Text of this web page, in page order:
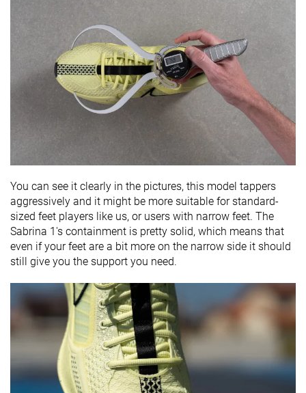
You can see it clearly in the pictures, this model tappers
aggressively and it might be more suitable for standard-
sized feet players like us, or users with narrow feet. The
Sabrina 1's containment is pretty solid, which means that
even if your feet are a bit more on the narrow side it should
still give you the support you need.